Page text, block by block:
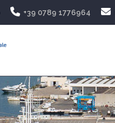
+39 0789 1776964